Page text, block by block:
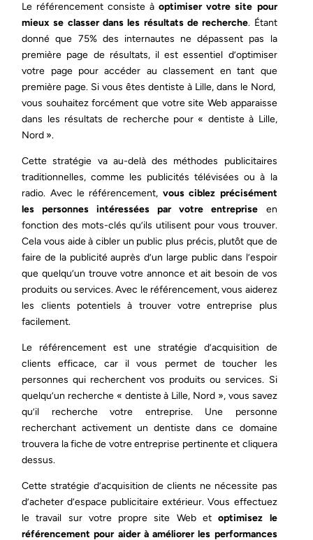
Le référencement consiste àoptimiser votre site pour
mieux se classer dans les résultats de recherche. Étant
donné que 75% des internautes ne dépassent pas la
première page de résultats, il est essentiel d’optimiser
votre page pour accéder au classement en tant que
première page. Si vous êtes dentiste à Lille, dans le Nord,
vous souhaitez forcément que votre site Web apparaisse
dans les résultats de recherche pour « dentiste à Lille,
Nord ».
Cette stratégie va au-delà des méthodes publicitaires
traditionnelles, comme les publicités télévisées ou à la
radio. Avec le référencement, vous ciblez précisément
les personnes intéressées par votre entreprise en
fonction des mots-clés qu’ils utilisent pour vous trouver.
Cela vous aide à cibler un public plus précis, plutôt que de
faire de la publicité auprès d’un large public dans l’espoir
que quelqu’un trouve votre annonce et ait besoin de vos
produits ou services. Avec le référencement, vous aiderez
les clients potentiels à trouver votre entreprise plus
facilement.
Le référencement est une stratégie d’acquisition de
clients efficace, car il vous permet de toucher les
personnes qui recherchent vos produits ou services. Si
quelqu’un recherche « dentiste à Lille, Nord », vous savez
qu’il recherche votre entreprise. Une personne
recherchant activement un dentiste dans ce domaine
trouvera la fiche de votre entreprise pertinente et cliquera
dessus.
Cette stratégie d’acquisition de clients ne nécessite pas
d’acheter d’espace publicitaire extérieur. Vous effectuez
le travail sur votre propre site Web etoptimisez le
référencement pour aider à améliorer les performances